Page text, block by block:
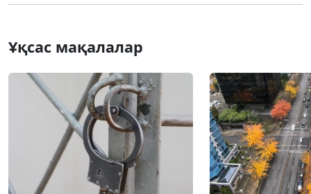
Ұқсас мақалалар